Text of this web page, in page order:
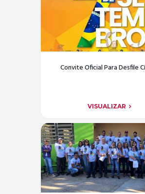
Convite Oficial Para Desfile
VISUALIZAR